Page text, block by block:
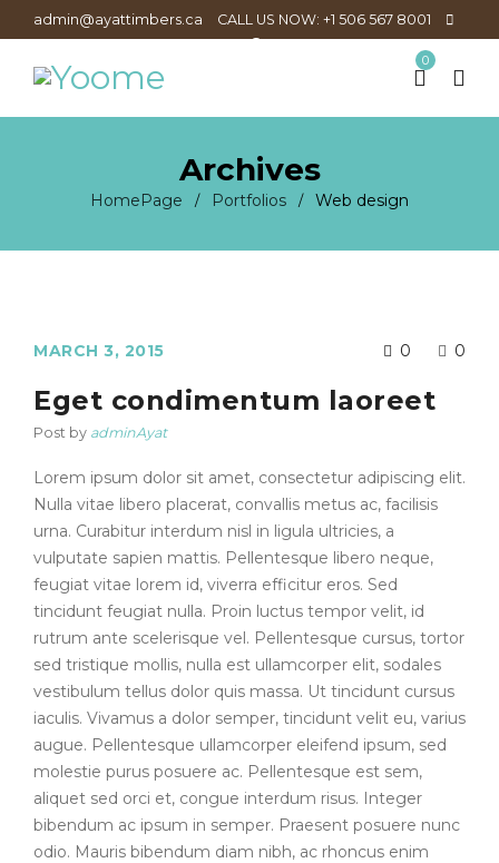
admin@ayattimbers.ca CALL US NOW: +1 506 567 8001
0
Archives
HomePage / Portfolios / Web design
MARCH 3, 2015 0 0
Eget condimentum laoreet
Post by adminAyat
Lorem ipsum dolor sit amet, consectetur adipiscing elit.
Nulla vitae libero placerat, convallis metus ac, facilisis
urna. Curabitur interdum nisl in ligula ultricies, a
vulputate sapien mattis. Pellentesque libero neque,
feugiat vitae lorem id, viverra efficitur eros. Sed
tincidunt feugiat nulla. Proin luctus tempor velit, id
rutrum ante scelerisque vel. Pellentesque cursus, tortor
sed tristique mollis, nulla est ullamcorper elit, sodales
vestibulum tellus dolor quis massa. Ut tincidunt cursus
iaculis. Vivamus a dolor semper, tincidunt velit eu, varius
augue. Pellentesque ullamcorper eleifend ipsum, sed
molestie purus posuere ac. Pellentesque est sem,
aliquet sed orci et, congue interdum risus. Integer
bibendum ac ipsum in semper. Praesent posuere nunc
odio. Mauris bibendum diam nibh, ac rhoncus enim